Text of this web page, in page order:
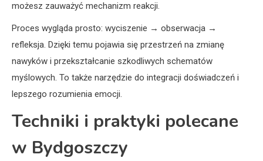
możesz zauważyć mechanizm reakcji.
Proces wygląda prosto: wyciszenie → obserwacja →
refleksja. Dzięki temu pojawia się przestrzeń na zmianę
nawyków i przekształcanie szkodliwych schematów
myślowych. To także narzędzie do integracji doświadczeń i
lepszego rozumienia emocji.
Techniki i praktyki polecane
w Bydgoszczy